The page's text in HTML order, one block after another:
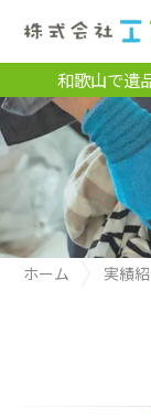
和歌山で遺
ホーム 実績